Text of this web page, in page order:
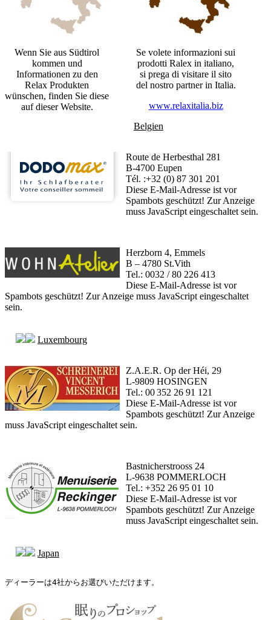
Wenn Sie aus Südtirol
kommen und
Informationen zu den
Relax Produkten
wünschen, finden Sie diese
auf dieser Website.
Se volete informazioni sui
prodotti Ralex in italiano,
si prega di visitare il sito
del nostro partner in Italia.
www.relaxitalia.biz
Belgien
Route de Herbesthal 281
B-4700 Eupen
Tél. :+32 (0) 87 301 201
Diese E-Mail-Adresse ist vor
Spambots geschützt! Zur Anzeige
muss JavaScript eingeschaltet sein.
Herzborn 4, Emmels
B – 4780 St.Vith
Tel.: 0032 / 80 226 413
Diese E-Mail-Adresse ist vor
Spambots geschützt! Zur Anzeige muss JavaScript eingeschaltet
sein.
Luxembourg
Z.A.E.R. Op der Héi, 29
L-9809 HOSINGEN
Tel.: 00 352 26 91 121
Diese E-Mail-Adresse ist vor
Spambots geschützt! Zur Anzeige
muss JavaScript eingeschaltet sein.
Bastnicherstrooss 24
L-9638 POMMERLOCH
Tel.: +352 26 95 01 10
Diese E-Mail-Adresse ist vor
Spambots geschützt! Zur Anzeige
muss JavaScript eingeschaltet sein.
Japan
ディーラーは4社からお選びいただけます。